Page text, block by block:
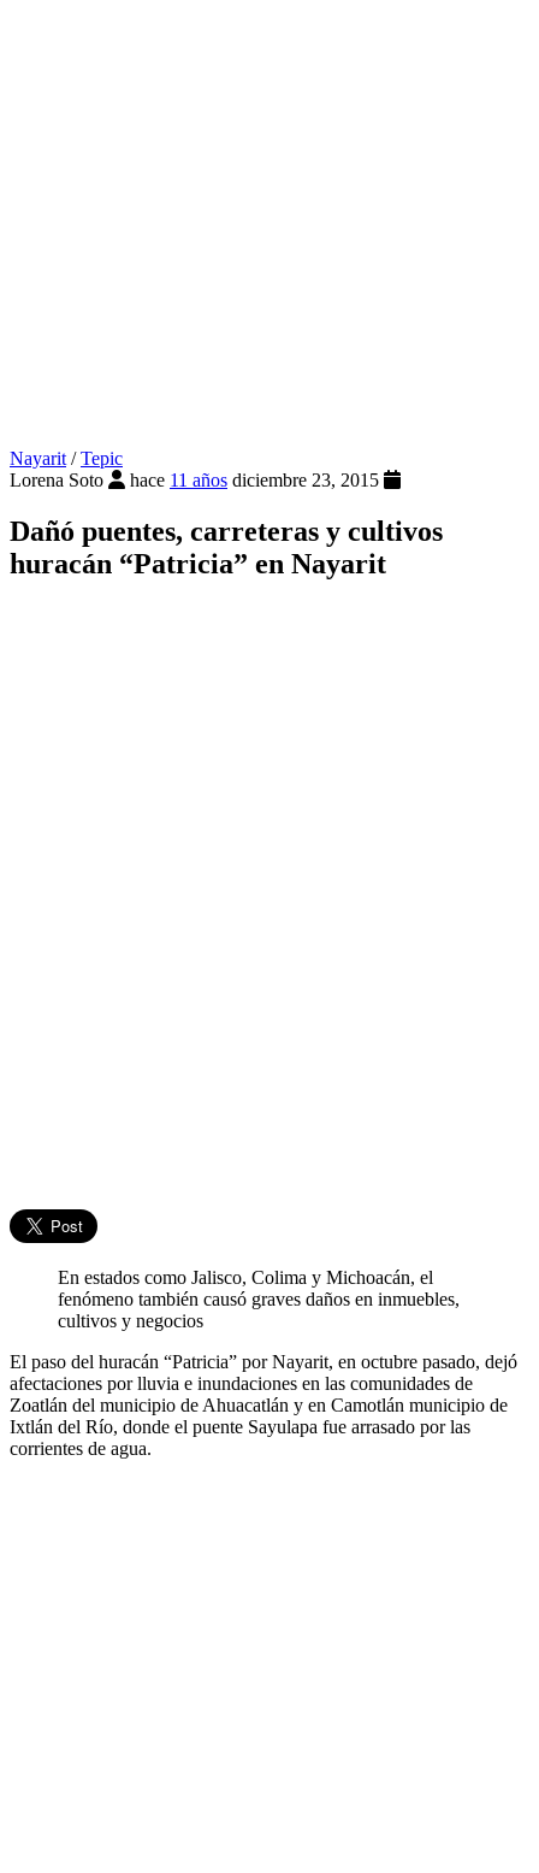
Nayarit/Tepic
Lorena Soto
hace 11 años diciembre 23, 2015
Dañó puentes, carreteras y cultivos
huracán “Patricia” en Nayarit
En estados como Jalisco, Colima y Michoacán, el
fenómeno también causó graves daños en inmuebles,
cultivos y negocios
El paso del huracán “Patricia” por Nayarit, en octubre pasado, dejó
afectaciones por lluvia e inundaciones en las comunidades de
Zoatlán del municipio de Ahuacatlán y en Camotlán municipio de
Ixtlán del Río, donde el puente Sayulapa fue arrasado por las
corrientes de agua.